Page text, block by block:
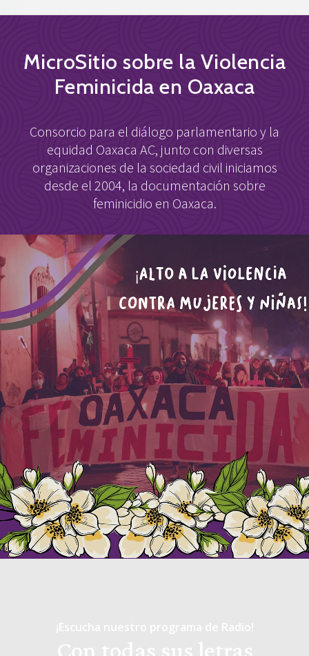
MicroSitio sobre la Violencia
Feminicida en Oaxaca
Consorcio para el diálogo parlamentario y la
equidad Oaxaca AC, junto con diversas
organizaciones de la sociedad civil iniciamos
desde el 2004, la documentación sobre
feminicidio en Oaxaca.